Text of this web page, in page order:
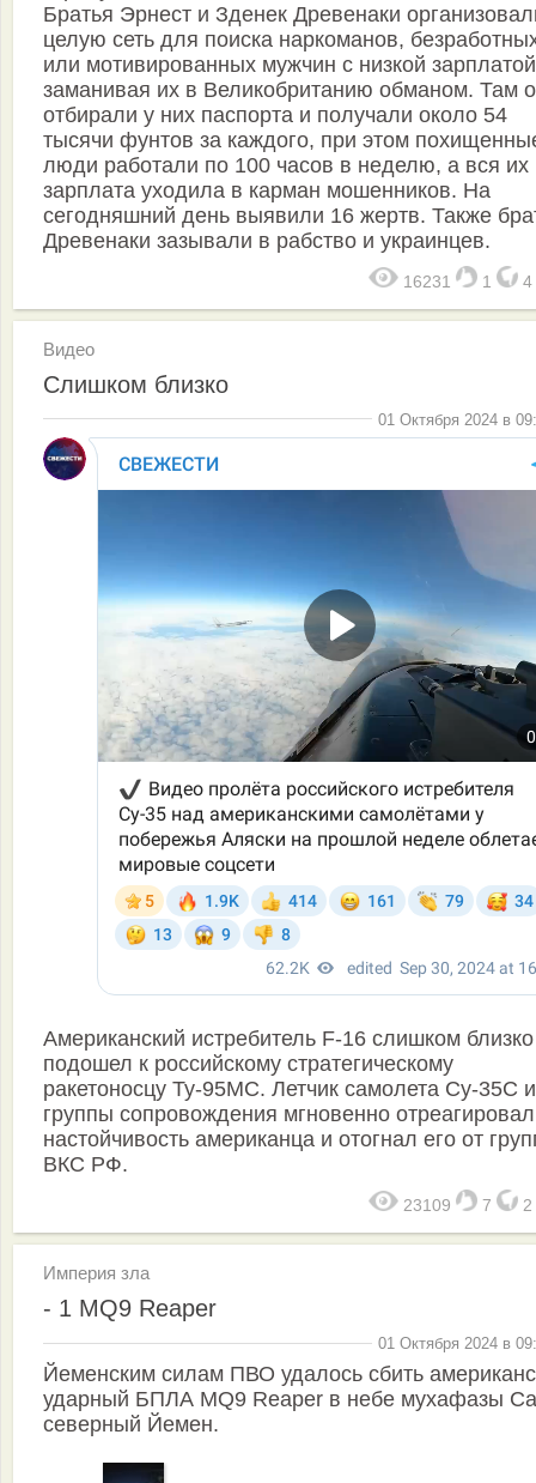
Братья Эрнест и Зденек Древенаки
целую сеть для поиска наркоманов,
или мотивированных мужчин с низкой
заманивая их в Великобританию обманом. Там
отбирали у них паспорта и получали около 54
тысячи фунтов за каждого, при этом
люди работали по 100 часов в неделю, а вся их
зарплата уходила в карман мошенников. На
сегодняшний день выявили 16 жертв. Также
Древенаки зазывали в рабство и украинцев.
16231 1 4
Видео
Слишком близко
01 Октября 2024 в
Американский истребитель F-16 слишком близко
подошел к российскому стратегическому
ракетоносцу Ту-95МС. Летчик самолета Су-35С
группы сопровождения мгновенно
настойчивость американца и отогнал его от
ВКС РФ.
23109 7 2
Империя зла
- 1 MQ9 Reaper
01 Октября 2024 в
Йеменским силам ПВО удалось сбить
ударный БПЛА MQ9 Reaper в небе мухафазы
северный Йемен.